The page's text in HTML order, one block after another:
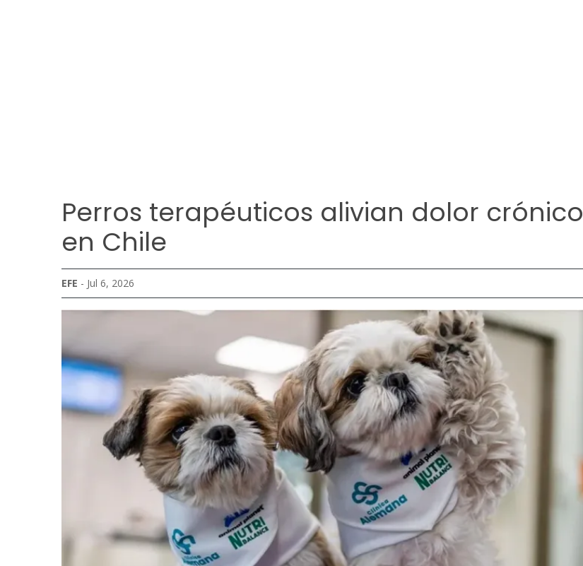
Perros terapéuticos alivian dolor crónico
en Chile
EFE - Jul 6, 2026